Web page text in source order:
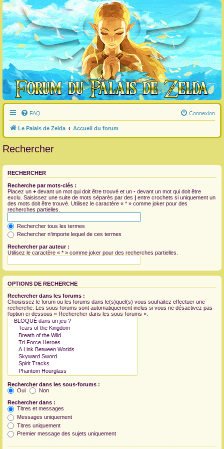
FAQ Connexion
Le Palais de Zelda Accueil du forum
Rechercher
RECHERCHER
Recherche par mots-clés :
Placez un + devant un mot qui doit être trouvé et un - devant un mot qui doit être
exclu. Saisissez une suite de mots séparés par des | entre crochets si uniquement un
des mots doit être trouvé. Utilisez le caractère « * » comme joker pour des
recherches partielles.
Rechercher tous les termes
Rechercher n’importe lequel de ces termes
Rechercher par auteur :
Utilisez le caractère « * » comme joker pour des recherches partielles.
OPTIONS DE RECHERCHE
Rechercher dans les forums :
Choisissez le forum ou les forums dans le(s)quel(s) vous souhaitez effectuer une
recherche. Les sous-forums sont automatiquement inclus si vous ne désactivez pas
l’option ci-dessous « Rechercher dans les sous-forums ».
Rechercher dans les sous-forums :
Oui
Non
Rechercher dans :
Titres et messages
Messages uniquement
Titres uniquement
Premier message des sujets uniquement